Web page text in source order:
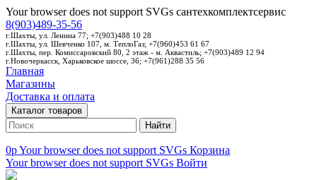
Your browser does not support SVGs сантехкомплектсервис
8(903)489-35-56
г.Шахты, ул. Ленина 77; +7(903)488 10 28
г.Шахты, ул. Шевченко 107, м. ТеплоГаз; +7(960)453 61 67
г.Шахты, пер. Комиссаровский 80, 2 этаж - м. Аквастиль; +7(903)489 12 94
г.Новочеркасск, Харьковское шоссе, 36; +7(961)288 35 56
Главная
Магазины
Доставка и оплата
Каталог товаров
Найти
0pYour browser does not support SVGs Корзина
Your browser does not support SVGs Войти